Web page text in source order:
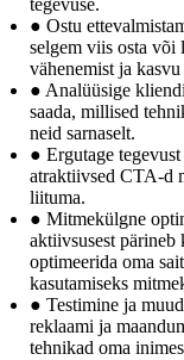
tegevuse.
● Ostu
selgem viis osta või
vähenemist ja
● Analüüsige
saada, millised
neid sarnaselt.
● Ergutage
atraktiivsed CTA-d
liituma.
● Mitmekülgne
aktiivsusest pärineb
optimeerida oma
kasutamiseks
● Testimine ja
reklaami ja
tehnikad oma